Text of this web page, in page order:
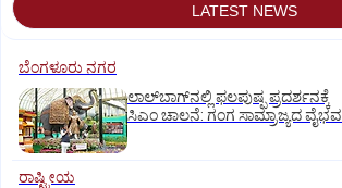
LATEST NEWS
ಬೆಂಗಳೂರು ನಗರ
ಲಾಲ್‌ಬಾಗ್‌ನಲ್ಲಿ ಫಲಪುಷ್ಪ ಪ್ರದರ್ಶನಕ್ಕೆ
ಸಿಎಂ ಚಾಲನೆ: ಗಂಗ ಸಾಮ್ರಾಜ್ಯದ ವೈಭವ
ರಾಷ್ಟ್ರೀಯ